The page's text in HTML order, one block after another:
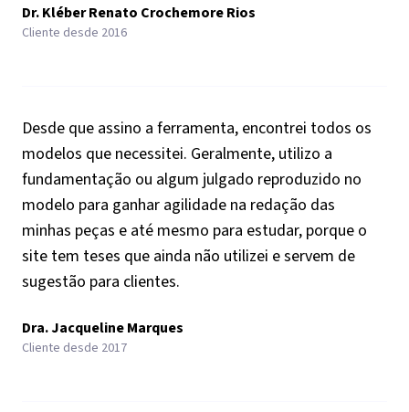
Dr. Kléber Renato Crochemore Rios
Cliente desde 2016
Desde que assino a ferramenta, encontrei todos os
modelos que necessitei. Geralmente, utilizo a
fundamentação ou algum julgado reproduzido no
modelo para ganhar agilidade na redação das
minhas peças e até mesmo para estudar, porque o
site tem teses que ainda não utilizei e servem de
sugestão para clientes.
Dra. Jacqueline Marques
Cliente desde 2017